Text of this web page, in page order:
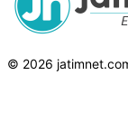
© 2026